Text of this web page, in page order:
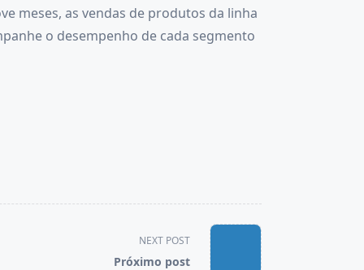
meses, as vendas de produtos da linha
o desempenho de cada segmento
NEXT POST
Próximo post